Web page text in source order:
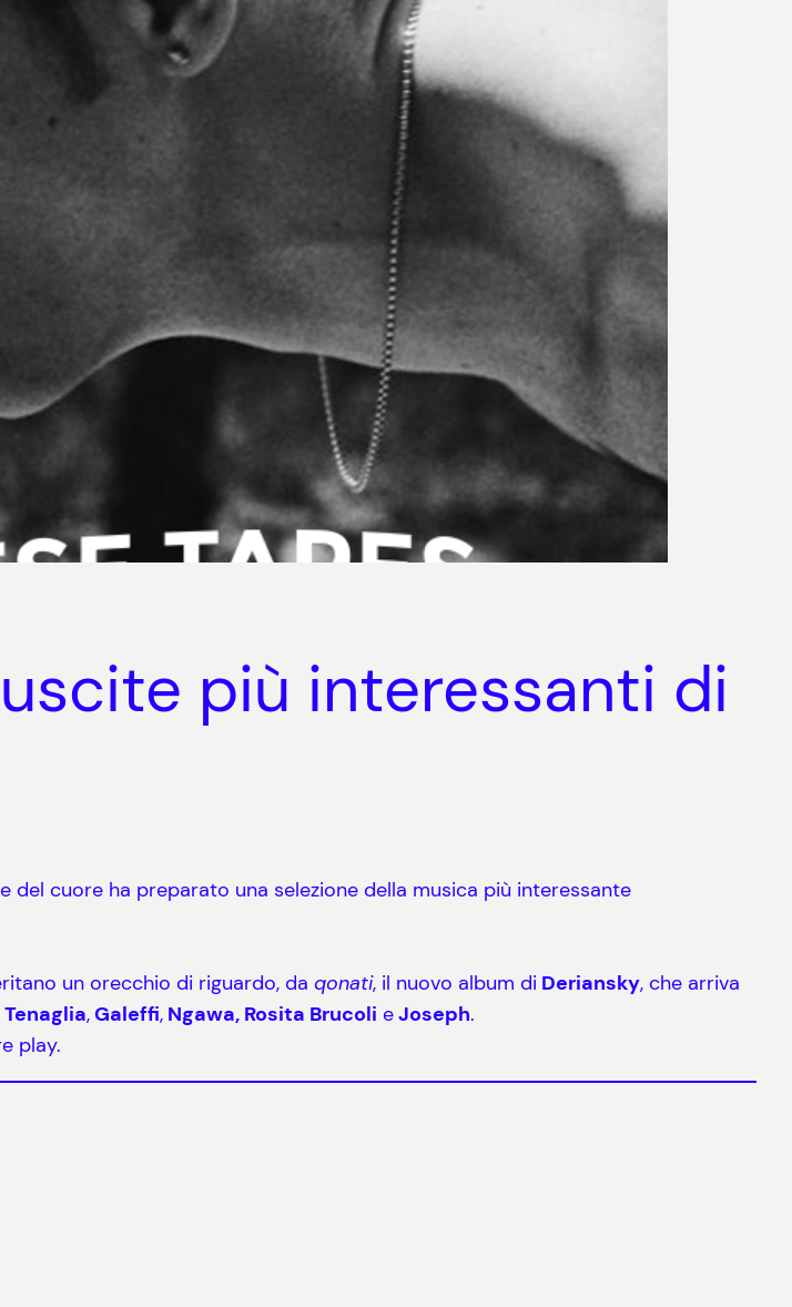
uscite più interessanti di
del cuore ha preparato una selezione della musica più interessante
un orecchio di riguardo, da qonati, il nuovo album di Deriansky, che arriva
,Galeffi, Ngawa, Rosita Brucoli eJoseph.
play.